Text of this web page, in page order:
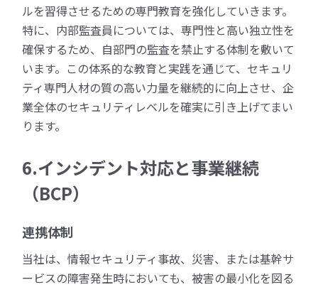
ルを習得させるための専門教育を強化していきます。
特に、内部監査員については、専門性と高い独立性を
確保するため、自部門の監査を禁止する体制を敷いて
います。この体系的な教育と実践を通じて、セキュリ
ティ専門人材の質の高い力量を継続的に向上させ、企
業全体のセキュリティレベルを確実に引き上げてまい
ります。
6.インシデント対応と事業継続
（BCP）
連携体制
当社は、情報セキュリティ事故、災害、または基幹サ
ービスの障害発生時においても、被害の最小化を図る